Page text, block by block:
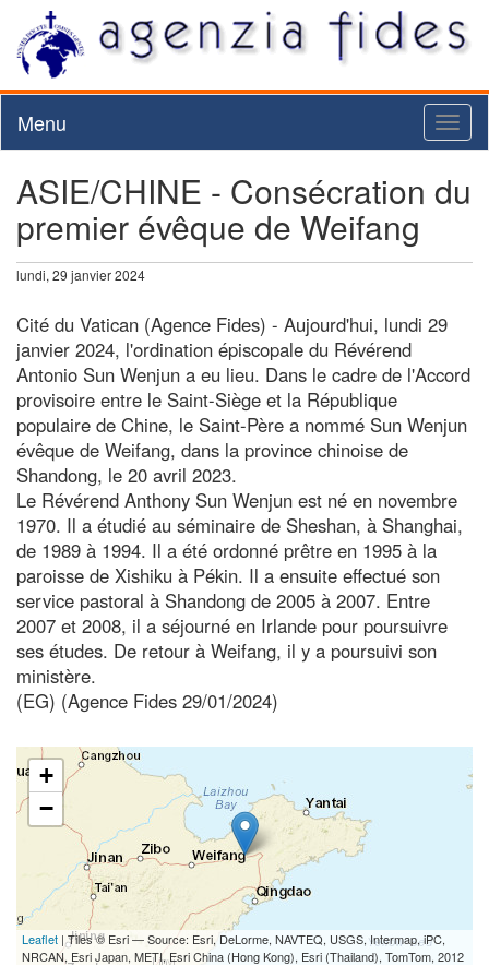
Menu
ASIE/CHINE - Consécration du
premier évêque de Weifang
lundi, 29 janvier 2024
Cité du Vatican (Agence Fides) - Aujourd'hui, lundi 29
janvier 2024, l'ordination épiscopale du Révérend
Antonio Sun Wenjun a eu lieu. Dans le cadre de l'Accord
provisoire entre le Saint-Siège et la République
populaire de Chine, le Saint-Père a nommé Sun Wenjun
évêque de Weifang, dans la province chinoise de
Shandong, le 20 avril 2023.
Le Révérend Anthony Sun Wenjun est né en novembre
1970. Il a étudié au séminaire de Sheshan, à Shanghai,
de 1989 à 1994. Il a été ordonné prêtre en 1995 à la
paroisse de Xishiku à Pékin. Il a ensuite effectué son
service pastoral à Shandong de 2005 à 2007. Entre
2007 et 2008, il a séjourné en Irlande pour poursuivre
ses études. De retour à Weifang, il y a poursuivi son
ministère.
(EG) (Agence Fides 29/01/2024)
+
−
Leaflet | Tiles © Esri — Source: Esri, DeLorme, NAVTEQ, USGS, Intermap, iPC,
NRCAN, Esri Japan, METI, Esri China (Hong Kong), Esri (Thailand), TomTom, 2012